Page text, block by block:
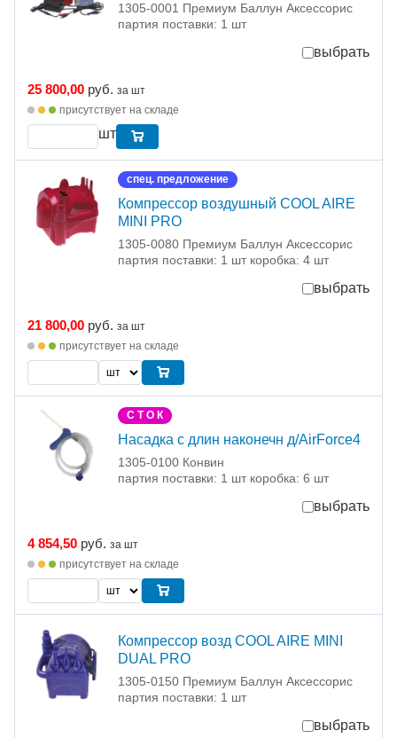
1305-0001 Премиум Баллун Аксессорис
партия поставки: 1 шт
выбрать
25 800,00 руб. за шт
присутствует на складе
шт
спец. предложение
Компрессор воздушный COOL AIRE
MINI PRO
1305-0080 Премиум Баллун Аксессорис
партия поставки: 1 шт коробка: 4 шт
выбрать
21 800,00 руб. за шт
присутствует на складе
С Т О К
Насадка с длин наконечн д/AirForce4
1305-0100 Конвин
партия поставки: 1 шт коробка: 6 шт
выбрать
4 854,50 руб. за шт
присутствует на складе
Компрессор возд COOL AIRE MINI
DUAL PRO
1305-0150 Премиум Баллун Аксессорис
партия поставки: 1 шт
выбрать